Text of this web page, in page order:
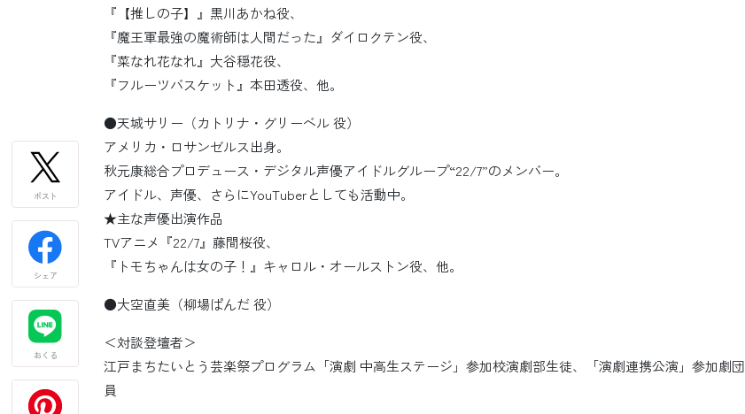
『【推しの子】』黒川あかね役、
『魔王軍最強の魔術師は人間だった』ダイロクテン役、
『菜なれ花なれ』大谷穏花役、
『フルーツバスケット』本田透役、他。
●天城サリー（カトリナ・グリーベル 役）
アメリカ・ロサンゼルス出身。
秋元康総合プロデュース・デジタル声優アイドルグループ“22/7”のメンバー。
アイドル、声優、さらにYouTuberとしても活動中。
★主な声優出演作品
TVアニメ『22/7』藤間桜役、
『トモちゃんは女の子！』キャロル・オールストン役、他。
●大空直美（柳場ぱんだ 役）
＜対談登壇者＞
江戸まちたいとう芸楽祭プログラム「演劇 中高生ステージ」参加校演劇部生徒、「演劇連携公演」参加劇団
員
ポスト
シェア
おくる